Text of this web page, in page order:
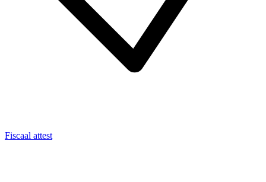
Fiscaal attest